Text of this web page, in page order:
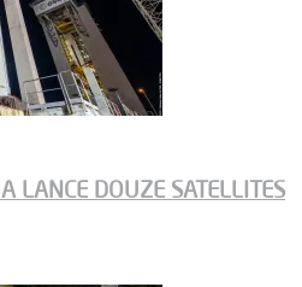
LANCE DOUZE SATELLITES